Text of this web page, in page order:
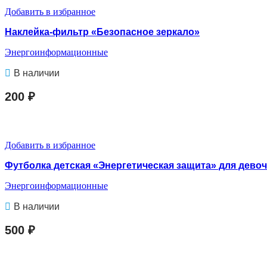
Добавить в избранное
Наклейка-фильтр «Безопасное зеркало»
Энергоинформационные
В наличии
200 ₽
Добавить в избранное
Футболка детская «Энергетическая защита» для
Энергоинформационные
В наличии
500 ₽